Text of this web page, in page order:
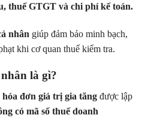
thuế GTGT và chi phí kế toán.
nhân giúp đảm bảo minh bạch,
khi cơ quan thuế kiểm tra.
là gì?
hóa đơn giá trị gia tăng được lập
có mã số thuế doanh